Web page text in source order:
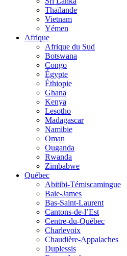
Thaïlande
Vietnam
Yémen
Afrique
Afrique du Sud
Botswana
Congo
Égypte
Éthiopie
Ghana
Kenya
Lesotho
Madagascar
Namibie
Oman
Ouganda
Rwanda
Zimbabwe
Québec
Abitibi-Témiscamingue
Baie-James
Bas-Saint-Laurent
Cantons-de-l’Est
Centre-du-Québec
Charlevoix
Chaudière-Appalaches
Duplessis